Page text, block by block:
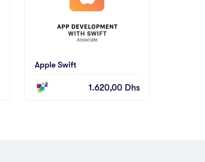
Apple Swift
1.620,00 Dhs